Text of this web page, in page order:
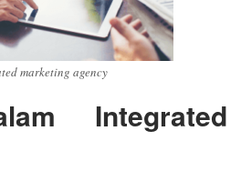
marketing agency
Integrated